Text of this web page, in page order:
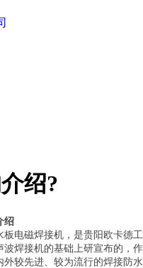
绍?
绍
电磁焊接机，是贵阳欧卡德工
焊接机的基础上研宣布的，作
较先进、较为流行的焊接防水